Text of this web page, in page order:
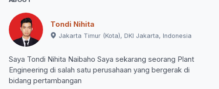
Tondi Nihita
Jakarta Timur (Kota), DKI Jakarta, Indonesia
Saya Tondi Nihita Naibaho Saya sekarang seorang Plant
Engineering di salah satu perusahaan yang bergerak di
bidang pertambangan